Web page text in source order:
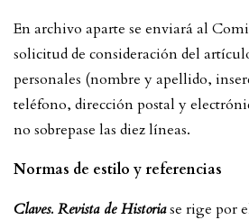
En archivo aparte se enviará al
solicitud de consideración del
personales (nombre y apellido,
teléfono, dirección postal y
no sobrepase las diez líneas.
Normas de estilo y referencias
Claves. Revista de Historiase rige por